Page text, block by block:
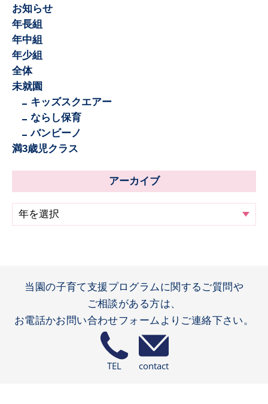
お知らせ
年長組
年中組
年少組
全体
未就園
キッズスクエアー
ならし保育
バンビーノ
満3歳児クラス
アーカイブ
当園の子育て支援プログラムに関するご質問や
ご相談がある方は、
お電話かお問い合わせフォームよりご連絡下さい。
TEL contact